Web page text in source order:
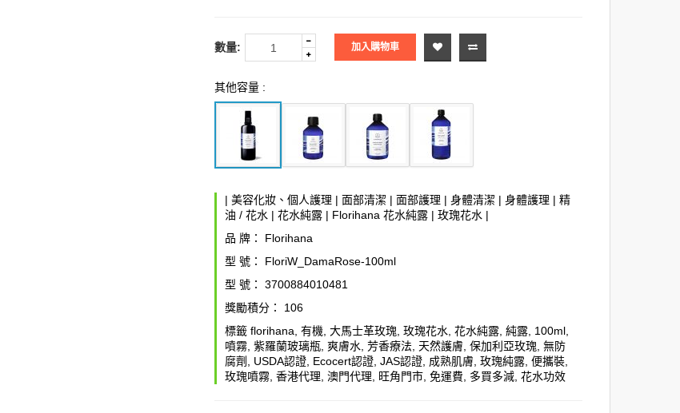
數量: 加入購物車
其他容量 :
|美容化妝、個人護理 |面部清潔 |面部護理 |身體清潔 |身體護理 |精
油 / 花水 |花水純露 | Florihana 花水純露 |玫瑰花水 |
品 牌：
Florihana
型 號：
FloriW_DamaRose-100ml
型 號：
3700884010481
獎勵積分：
106
標籤 florihana ,有機 ,大馬士革玫瑰 ,玫瑰花水 ,花水純露 ,純露 100ml
噴霧 ,紫羅蘭玻璃瓶 ,爽膚水 ,芳香療法 天然護膚 ,保加利亞玫瑰 ,無防
腐劑
USDA認證 Ecocert認證 ,JAS認證 成熟肌膚 ,玫瑰純露 ,便攜裝
玫瑰噴霧 ,香港代理 ,澳門代理 旺角門市 ,免運費 多買多減 ,花水功效